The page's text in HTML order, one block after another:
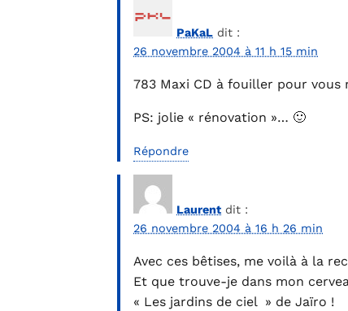
PaKaL dit :
26 novembre 2004 à 11 h 15 min
783 Maxi CD à fouiller pour vous
PS: jolie « rénovation »… 🙂
Répondre
Laurent dit :
26 novembre 2004 à 16 h 26 min
Avec ces bêtises, me voilà à la
Et que trouve-je dans mon
« Les jardins de ciel » de Jaïro !